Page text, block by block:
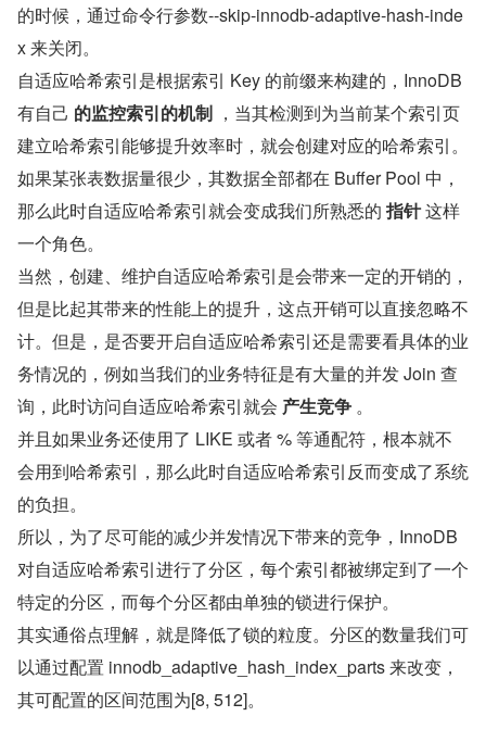
的时候，通过命令行参数--skip-innodb-adaptive-hash-inde
x 来关闭。
自适应哈希索引是根据索引 Key 的前缀来构建的，InnoDB
有自己 的监控索引的机制 ，当其检测到为当前某个索引页
建立哈希索引能够提升效率时，就会创建对应的哈希索引。
如果某张表数据量很少，其数据全部都在 Buffer Pool 中，
那么此时自适应哈希索引就会变成我们所熟悉的 指针 这样
一个角色。
当然，创建、维护自适应哈希索引是会带来一定的开销的，
但是比起其带来的性能上的提升，这点开销可以直接忽略不
计。但是，是否要开启自适应哈希索引还是需要看具体的业
务情况的，例如当我们的业务特征是有大量的并发 Join 查
询，此时访问自适应哈希索引就会 产生竞争 。
并且如果业务还使用了 LIKE 或者 % 等通配符，根本就不
会用到哈希索引，那么此时自适应哈希索引反而变成了系统
的负担。
所以，为了尽可能的减少并发情况下带来的竞争，InnoDB
对自适应哈希索引进行了分区，每个索引都被绑定到了一个
特定的分区，而每个分区都由单独的锁进行保护。
其实通俗点理解，就是降低了锁的粒度。分区的数量我们可
以通过配置 innodb_adaptive_hash_index_parts 来改变，
其可配置的区间范围为[8, 512]。